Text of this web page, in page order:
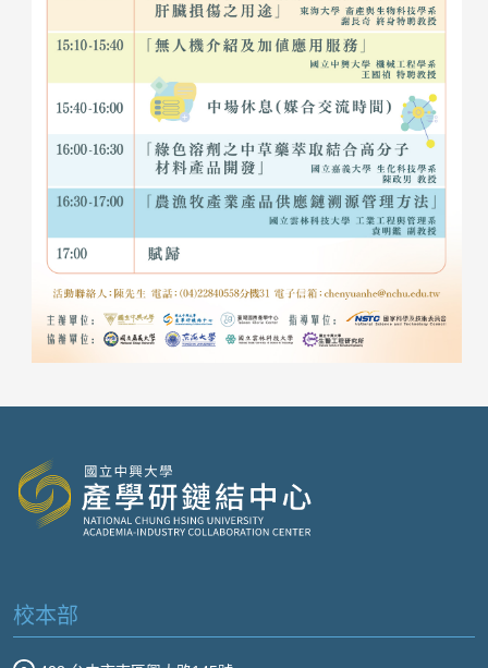
校本部